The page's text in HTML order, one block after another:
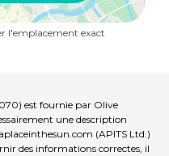
l'emplacement exact
est fournie par Olive
une description
(APITS Ltd.)
des informations correctes, il